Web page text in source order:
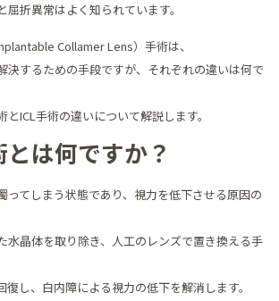
折異常はよく知られています。
Collamer Lens）手術は、
決するための手段ですが、それぞれの違いは何で
ICL手術の違いについて解説します。
は何ですか？
ってしまう状態であり、視力を低下させる原因の
水晶体を取り除き、人工のレンズで置き換える手
復し、白内障による視力の低下を解消します。